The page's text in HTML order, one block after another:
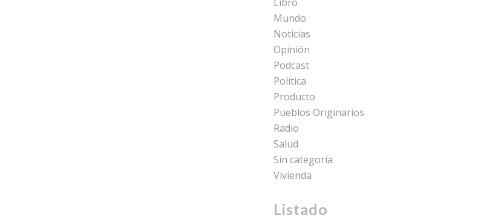
Mundo
Noticias
Opinión
Podcast
Política
Producto
Pueblos Originarios
Radio
Salud
Sin categoría
Vivienda
Listado